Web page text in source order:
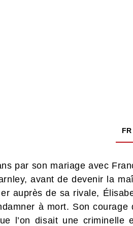
FR
par son mariage avec
avant de devenir la
auprès de sa rivale,
à mort. Son courage
l’on disait une criminelle